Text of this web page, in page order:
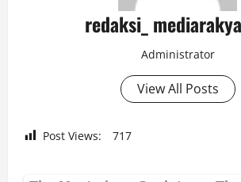
redaksi_
Administrator
View All Posts
Post Views: 717